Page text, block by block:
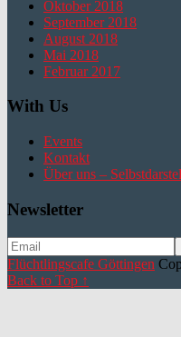
Oktober 2018
September 2018
August 2018
Mai 2018
Februar 2017
With Us
Events
Kontakt
Über uns –
Newsletter
Flüchtlingscafe Göttingen
Back to Top ↑